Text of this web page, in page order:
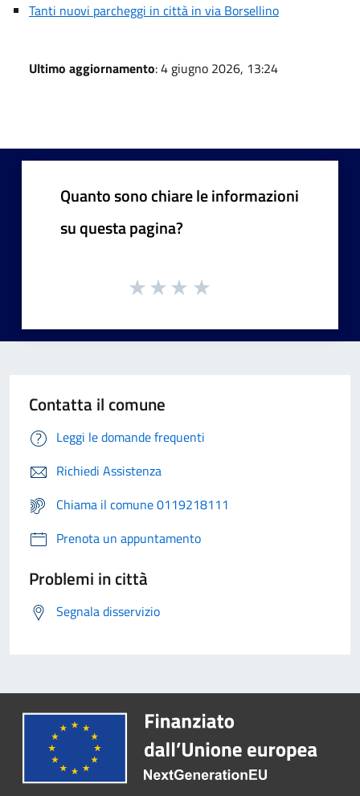
Tanti nuovi parcheggi in città in via Borsellino
Ultimo aggiornamento: 4 giugno 2026, 13:24
Quanto sono chiare le informazioni
su questa pagina?
Contatta il comune
Leggi le domande frequenti
Richiedi Assistenza
Chiama il comune 0119218111
Prenota un appuntamento
Problemi in città
Segnala disservizio